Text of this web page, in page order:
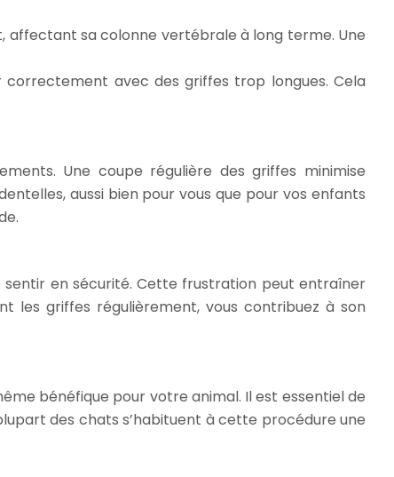
sa colonne vertébrale à long terme. Une
avec des griffes trop longues. Cela
Une coupe régulière des griffes minimise
aussi bien pour vous que pour vos enfants
en sécurité. Cette frustration peut entraîner
les griffes régulièrement, vous contribuez à son
bénéfique pour votre animal. Il est essentiel de
des chats s’habituent à cette procédure une